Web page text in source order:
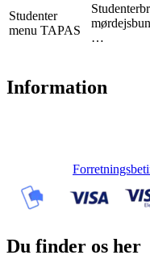
Studenter
menu TAPAS
…
Information
Du finder os her